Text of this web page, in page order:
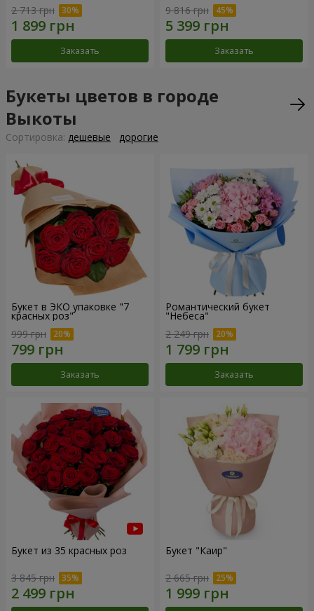
2 713 грн
Заказать
9 816 грн
Заказать
Букеты цветов в городе
Выкоты
Cортировка: дешевые дорогие
Букет в ЭКО упаковке "7
красных роз"
999 грн
Заказать
Романтический букет
"Небеса"
2 249 грн
Заказать
Букет из 35 красных роз
3 845 грн
Букет "Каир"
2 665 грн